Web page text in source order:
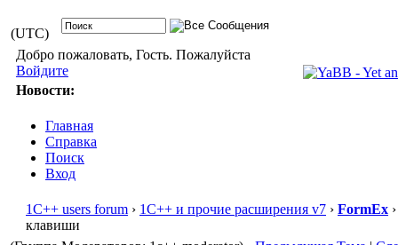
(UTC)
Добро пожаловать, Гость. Пожалуйста
Войдите
Новости:
Главная
Справка
Поиск
Вход
1С++ users forum › 1С++ и прочие расширения v7 › FormEx
клавиши